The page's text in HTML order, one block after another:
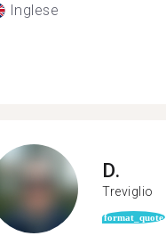
Inglese
D.
Treviglio
format_quote